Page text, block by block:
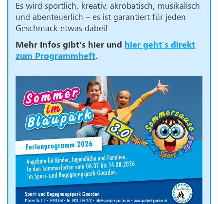
Es wird sportlich, kreativ, akrobatisch, musikalisch
und abenteuerlich – es ist garantiert für jeden
Geschmack etwas dabei!
Mehr Infos gibt's hier und hier geht`s direkt
zum Programmheft.